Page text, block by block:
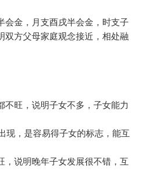
会金，月支酉戌半会金，时支子
双方父母家庭观念接近，相处融
不旺，说明子女不多，子女能力
现，是容易得子女的标志，能互
，说明晚年子女发展很不错，互